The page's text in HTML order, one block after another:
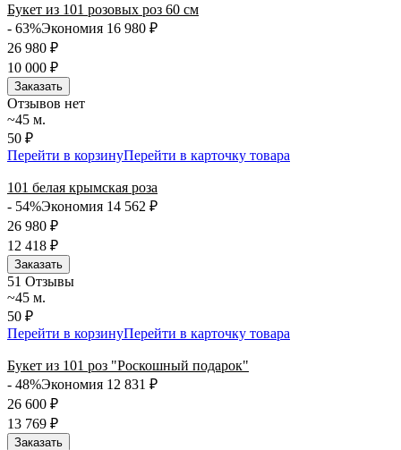
Букет из 101 розовых роз 60 см
- 63%Экономия 16 980 ₽
26 980 ₽
10 000 ₽
Заказать
Отзывов нет
~45 м.
50 ₽
Перейти в корзинуПерейти в карточку товара
101 белая крымская роза
- 54%Экономия 14 562 ₽
26 980 ₽
12 418 ₽
Заказать
51 Отзывы
~45 м.
50 ₽
Перейти в корзинуПерейти в карточку товара
Букет из 101 роз "Роскошный подарок"
- 48%Экономия 12 831 ₽
26 600 ₽
13 769 ₽
Заказать